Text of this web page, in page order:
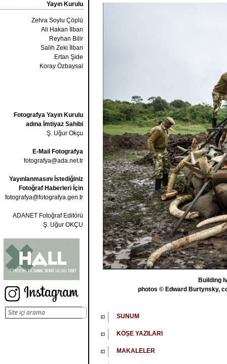
Yayın Kurulu
Zehra Soylu Çöplü
Ali Hakan İlban
Reyhan Bilir
Salih Zeki İlban
Ertan Şide
Koray Özbaysal
Fotografya Yayın Kurulu
adına İmtiyaz Sahibi
Ş. Uğur Okçu
E-Mail Fotografya
fotografya@ada.net.tr
Yayınlanmasını İstediğiniz
Fotoğraf Haberleri İçin
fotografya@fotografya.gen.tr
ADANET Fotoğraf Editörü
Ş. Uğur OKÇU
Building
photos © Edward Burtynsky,
SUNUM
KÖŞE YAZILARI
MAKALELER